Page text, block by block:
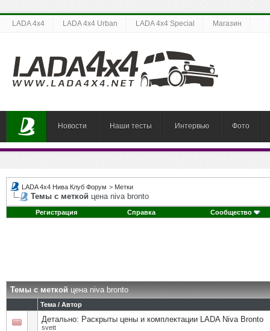
LADA 4x4 LADA 4x4 Urban LADA 4x4 Special Магазин
Новости Наши тесты Интервью Фото
LADA 4x4 Нива Клуб Форум > Метки
Темы с меткой цена niva bronto
Регистрация Справка Сообщество
Темы с меткойцена niva bronto
Тема / Автор
Детально: Раскрыты цены и комплектации LADA Niva Bronto
svett